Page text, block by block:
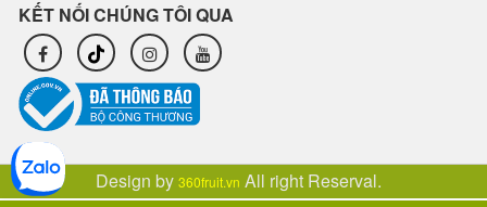
KẾT NỐI CHÚNG TÔI QUA
Design by 360fruit.vn All right Reserval.